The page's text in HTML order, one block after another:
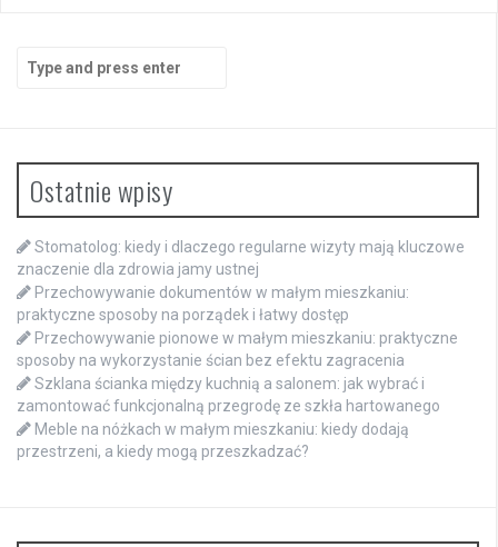
for:
Ostatnie wpisy
Stomatolog: kiedy i dlaczego regularne wizyty mają kluczowe
znaczenie dla zdrowia jamy ustnej
Przechowywanie dokumentów w małym mieszkaniu:
praktyczne sposoby na porządek i łatwy dostęp
Przechowywanie pionowe w małym mieszkaniu: praktyczne
sposoby na wykorzystanie ścian bez efektu zagracenia
Szklana ścianka między kuchnią a salonem: jak wybrać i
zamontować funkcjonalną przegrodę ze szkła hartowanego
Meble na nóżkach w małym mieszkaniu: kiedy dodają
przestrzeni, a kiedy mogą przeszkadzać?